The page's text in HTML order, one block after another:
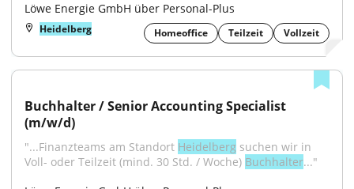
Löwe Energie GmbH über Personal-Plus
Heidelberg Homeoffice Teilzeit Vollzeit
Buchhalter / Senior Accounting Specialist
(m/w/d)
"...Finanzteams am Standort Heidelberg suchen wir in
Voll- oder Teilzeit (mind. 30 Std. / Woche) Buchhalter..."